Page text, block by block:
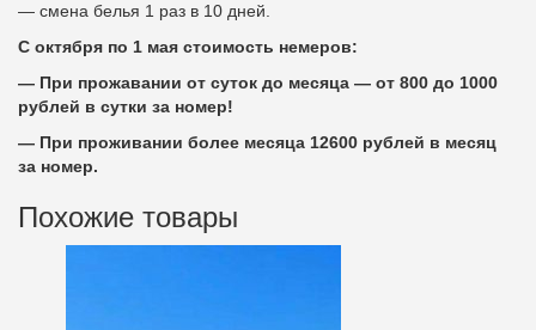
— смена белья 1 раз в 10 дней.
C октября по 1 мая стоимость немеров:
— При прожавании от суток до месяца — от 800 до 1000
рублей в сутки за номер!
— При проживании более месяца 12600 рублей в месяц
за номер.
Похожие товары